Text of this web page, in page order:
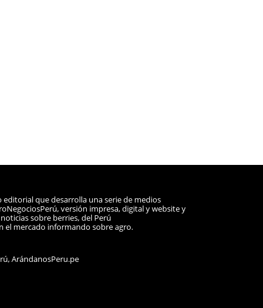
editorial que desarrolla una serie de medios
versión impresa, digital y website y
sobre berries, del Perú
el mercado informando sobre agro.
ArándanosPeru.pe